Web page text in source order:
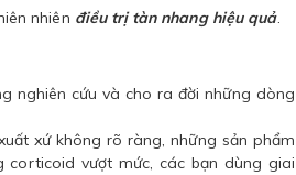
nhiên điều trị tàn nhang hiệu quả.
nghiên cứu và cho ra đời những dòng
xứ không rõ ràng, những sản phẩm
corticoid vượt mức, các bạn dùng giai